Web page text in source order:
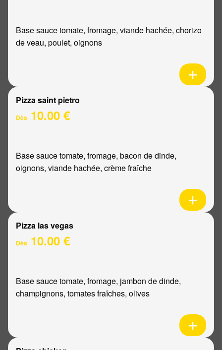
Base sauce tomate, fromage, viande hachée, chorizo
de veau, poulet, oignons
Pizza saint pietro
Dès 10.00 €
Base sauce tomate, fromage, bacon de dinde,
oignons, viande hachée, crème fraîche
Pizza las vegas
Dès 10.00 €
Base sauce tomate, fromage, jambon de dinde,
champignons, tomates fraîches, olives